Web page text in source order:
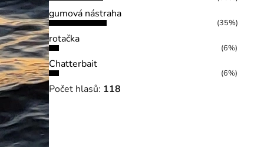
gumová nástraha
(35%)
rotačka
(6%)
Chatterbait
(6%)
Počet hlasů: 118